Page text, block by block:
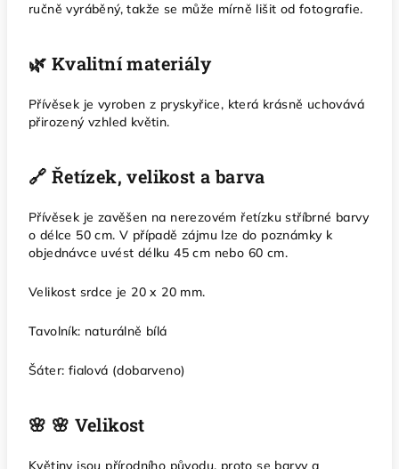
ručně vyráběný, takže se může mírně lišit od fotografie.
🌿 Kvalitní materiály
Přívěsek je vyroben z pryskyřice, která krásně uchovává
přirozený vzhled květin.
🔗 Řetízek, velikost a barva
Přívěsek je zavěšen na nerezovém řetízku stříbrné barvy
o délce 50 cm. V případě zájmu lze do poznámky k
objednávce uvést délku 45 cm nebo 60 cm.
Velikost srdce je 20 x 20 mm.
Tavolník: naturálně bílá
Šáter: fialová (dobarveno)
🌸 🌸 Velikost
Květiny jsou přírodního původu, proto se barvy a